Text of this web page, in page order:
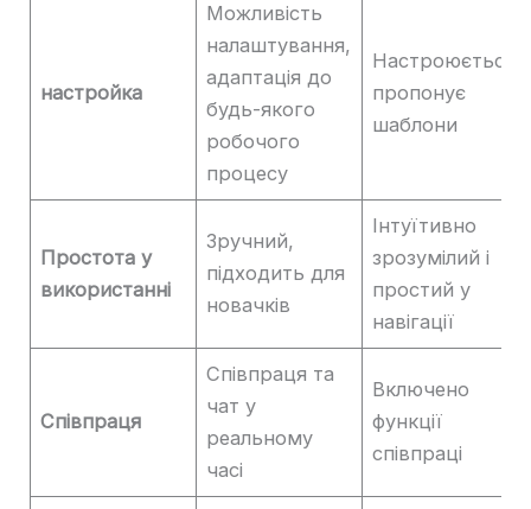
настройка
Можливість
налаштування,
адаптація до
будь-якого
робочого
процесу
Настроюється,
пропонує
шаблони
Простота у
використанні
Зручний,
підходить для
новачків
Інтуїтивно
зрозумілий і
простий у
навігації
Співпраця
Співпраця та
чат у
реальному
часі
Включено
функції
співпраці